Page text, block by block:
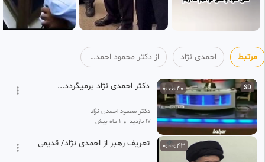
مرتبط احمدی نژاد از دکتر محمود احمدی‌ نژاد
SD
0:00:40 دکتر احمدی نژاد برمیگردد...
دکتر محمود احمدی‌ نژاد
17 بازدید • 1 ماه پیش
0:00:43 تعریف رهبر از احمدی نژاد/ قدیمی